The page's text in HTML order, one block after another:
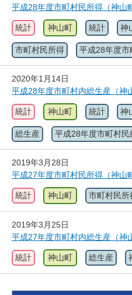
平成28年度市町村民所得（神山
統計 神山町 統計 神
市町村民所得 平成28年度
2020年1月14日
平成28年度市町村内総生産（神
統計 神山町 統計 神
総生産 平成28年度市町村民
2019年3月28日
平成27年度市町村民所得（神山
統計 神山町 市町村民所
2019年3月25日
平成27年度市町村内総生産（神
統計 神山町 総生産